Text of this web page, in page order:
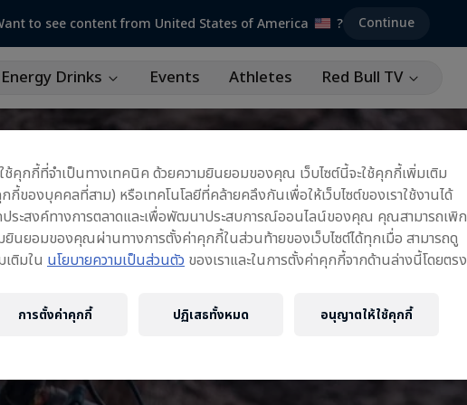
to see content from United States of America ? Continue
Energy Drinks Events Athletes Red Bull TV
ช้คุกกี้ที่จำเป็นทางเทคนิค ด้วยความยินยอมของคุณ เว็บไซต์นี้จะใช้คุกกี้เพิ่มเติม
กี้ของบุคคลที่สาม) หรือเทคโนโลยีที่คล้ายคลึงกันเพื่อให้เว็บไซต์ของเราใช้งานได้
ประสงค์ทางการตลาดและเพื่อพัฒนาประสบการณ์ออนไลน์ของคุณ คุณสามารถเพิก
นยอมของคุณผ่านทางการตั้งค่าคุกกี้ในส่วนท้ายของเว็บไซต์ได้ทุกเมื่อ สามารถดู
ติมใน นโยบายความเป็นส่วนตัว ของเราและในการตั้งค่าคุกกี้จากด้านล่างนี้โดยตรง
การตั้งค่าคุกกี้ ปฏิเสธทั้งหมด อนุญาตให้ใช้คุกกี้